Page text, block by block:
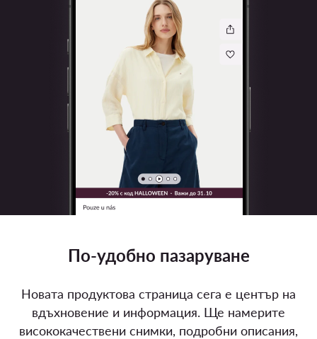
По-удобно пазаруване
Новата продуктова страница сега е център на
вдъхновение и информация. Ще намерите
висококачествени снимки, подробни описания,